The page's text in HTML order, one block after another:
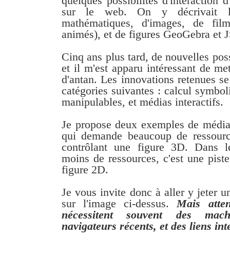
sur le web. On y décrivait
mathématiques, d'images, de
animés), et de figures GeoGebra et
Cinq ans plus tard, de nouvelles
et il m'est apparu intéressant de
d'antan. Les innovations retenues
catégories suivantes : calcul
manipulables, et médias interactifs.
Je propose deux exemples de
qui demande beaucoup de
contrôlant une figure 3D. Dans
moins de ressources, c'est une
figure 2D.
Je vous invite donc à aller y jeter
sur l'image ci-dessus.Mais
nécessitent souvent des
navigateurs récents, et des liens